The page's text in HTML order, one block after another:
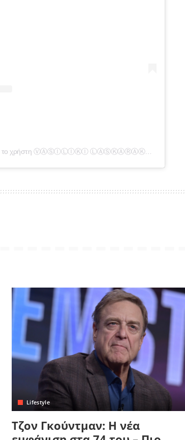
Η δημοσίευση κοινοποιήθηκε από το χρήστη ⓋⒶⓈⒾⓁⒾⓀⒾ ⓁⒶⓈⓀⒶⓇⒶⓀⒾ (@vasolaskaraki)
Lifestyle
Τζον Γκούντμαν: Η νέα